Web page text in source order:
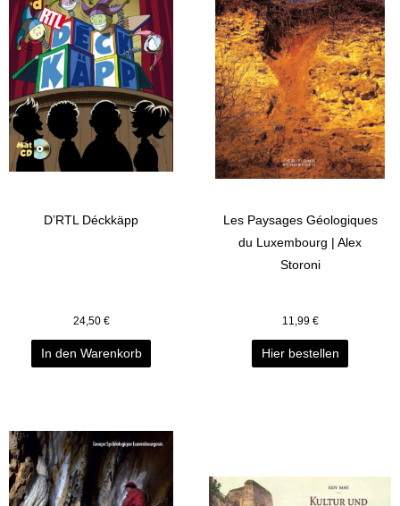
D’RTL Déckkäpp
24,50 €
In den Warenkorb
Les Paysages Géologiques
du Luxembourg | Alex
Storoni
11,99 €
Hier bestellen